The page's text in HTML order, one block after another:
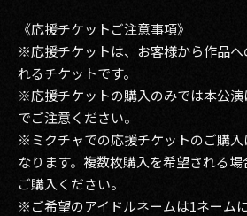
《応援チケットご注意事項》
※応援チケットは、お客様から作品へ
れるチケットです。
※応援チケットの購入のみでは本公
でご注意ください。
※ミクチャでの応援チケットのご購入
なります。複数枚購入を希望される
ご購入ください。
※ご希望のアイドルネームは1ネーム